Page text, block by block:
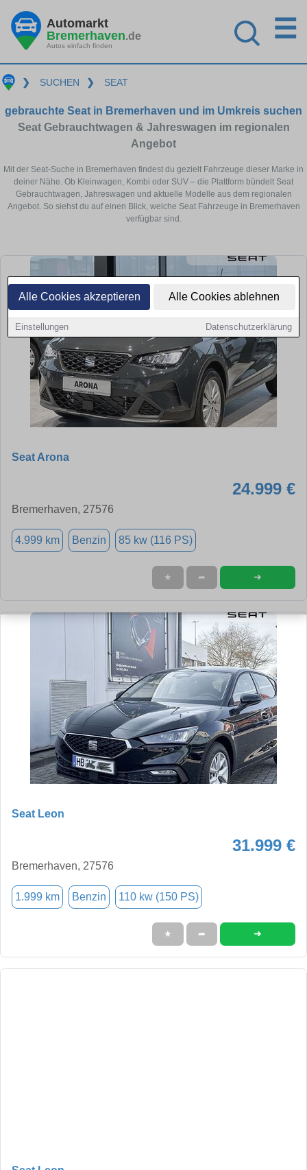
Alle Cookies akzeptieren Alle Cookies ablehnen
Einstellungen Datenschutzerklärung
Automarkt
Bremerhaven.de
Autos einfach finden
☰
❯ SUCHEN ❯ SEAT
gebrauchte Seat in Bremerhaven und im Umkreis suchen
Seat Gebrauchtwagen & Jahreswagen im regionalen
Angebot
Mit der Seat-Suche in Bremerhaven findest du gezielt Fahrzeuge dieser Marke in
deiner Nähe. Ob Kleinwagen, Kombi oder SUV – die Plattform bündelt Seat
Gebrauchtwagen, Jahreswagen und aktuelle Modelle aus dem regionalen
Angebot. So siehst du auf einen Blick, welche Seat Fahrzeuge in Bremerhaven
verfügbar sind.
Seat Arona
24.999 €
Bremerhaven, 27576
4.999 km Benzin 85 kw (116 PS)
★ ➦ ➜
Seat Leon
31.999 €
Bremerhaven, 27576
1.999 km Benzin 110 kw (150 PS)
★ ➦ ➜